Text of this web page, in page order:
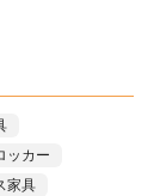
ッカー
家具